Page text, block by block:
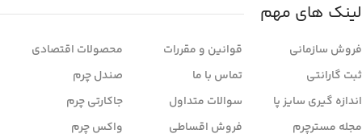
لینک های مهم
فروش سازمانی
ثبت گارانتی
اندازه گیری سایز پا
مجله مسترچرم
قوانین و مقررات
تماس با ما
سوالات متداول
فروش اقساطی
محصولات اقتصادی
صندل چرم
جاکارتی چرم
واکس چرم